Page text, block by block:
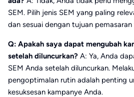
SEM. Pilih jenis SEM yang paling
dan sesuai dengan tujuan
Q: Apakah saya dapat mengubah
setelah diluncurkan? A: Ya, Anda
SEM Anda setelah diluncurkan.
pengoptimalan rutin adalah penting
kesuksesan kampanye Anda.